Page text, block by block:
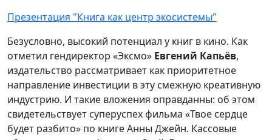
Презентация "Книга как центр экосистемы"
Безусловно, высокий потенциал у книг в кино. Как
отметил гендиректор «Эксмо» Евгений Капьёв,
издательство рассматривает как приоритетное
направление инвестиции в эту смежную креативную
индустрию. И такие вложения оправданны: об этом
свидетельствует суперуспех фильма «Твое сердце
будет разбито» по книге Анны Джейн. Кассовые